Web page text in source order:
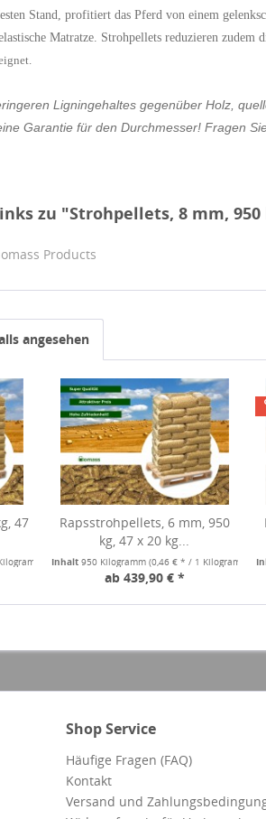
Stand, profitiert das Pferd von einem
Matratze. Strohpellets reduzieren zudem
Ligningehaltes gegenüber Holz,
Garantie für den Durchmesser! Fragen
zu "Strohpellets, 8 mm,
Products
angesehen
47
Rapsstrohpellets, 6 mm, 950
kg, 47 x 20 kg...
Inhalt 950 Kilogramm (0,46 € * / 1 Kilogramm)
ab 439,90 € *
Shop Service
Häufige Fragen (FAQ)
Kontakt
Versand und